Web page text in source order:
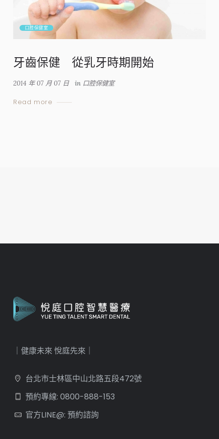
口腔保健室
牙齒保健 從乳牙時期開始
2014 年 07 月 07 日 in 口腔保健室
Read more
｜健康未來 悅庭先來｜
台北市士林區中山北路五段472號
預約專線: 0800-888-153
官方LINE@: 預約諮詢